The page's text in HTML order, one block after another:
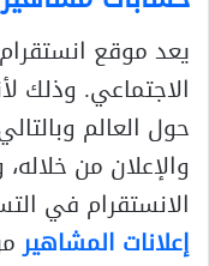
يعد موقع
الاجتماعي. وذلك
حول العالم
والإعلان من
الانستقرام في
إعلانات المشاهير